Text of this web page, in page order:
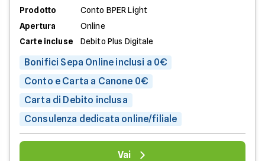
Prodotto
Conto BPER Light
Apertura
Online
Carte incluse
Debito Plus Digitale
Bonifici Sepa Online inclusi a 0€
Conto e Carta a Canone 0€
Carta di Debito inclusa
Consulenza dedicata online/filiale
Vai